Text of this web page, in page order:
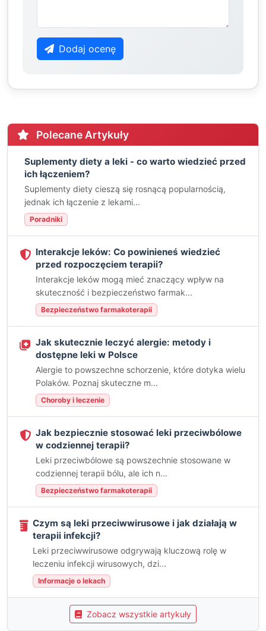
Dodaj ocenę
Polecane Artykuły
Suplementy diety a leki - co warto wiedzieć przed
ich łączeniem?
Suplementy diety cieszą się rosnącą popularnością,
jednak ich łączenie z lekami...
Poradniki
Interakcje leków: Co powinieneś wiedzieć
przed rozpoczęciem terapii?
Interakcje leków mogą mieć znaczący wpływ na
skuteczność i bezpieczeństwo farmak...
Bezpieczeństwo farmakoterapii
Jak skutecznie leczyć alergie: metody i
dostępne leki w Polsce
Alergie to powszechne schorzenie, które dotyka wielu
Polaków. Poznaj skuteczne m...
Choroby i leczenie
Jak bezpiecznie stosować leki przeciwbólowe
w codziennej terapii?
Leki przeciwbólowe są powszechnie stosowane w
codziennej terapii bólu, ale ich n...
Bezpieczeństwo farmakoterapii
Czym są leki przeciwwirusowe i jak działają w
terapii infekcji?
Leki przeciwwirusowe odgrywają kluczową rolę w
leczeniu infekcji wirusowych, dzi...
Informacje o lekach
Zobacz wszystkie artykuły